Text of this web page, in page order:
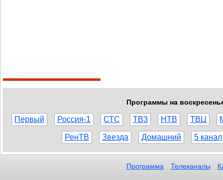
Программы на
Первый Россия-1 СТС ТВ3 НТВ ТВЦ
РенТВ Звезда Домашний 5 канал
Программа Телеканалы